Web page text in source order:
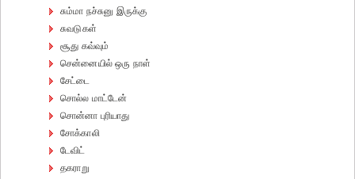
சும்மா நச்சுனு இருக்கு
சுவடுகள்
சூது கவ்வும்
சென்னையில் ஒரு நாள்
சேட்டை
சொல்ல மாட்டேன்
சொன்னா புரியாது
சோக்காலி
டேவிட்
தகராறு